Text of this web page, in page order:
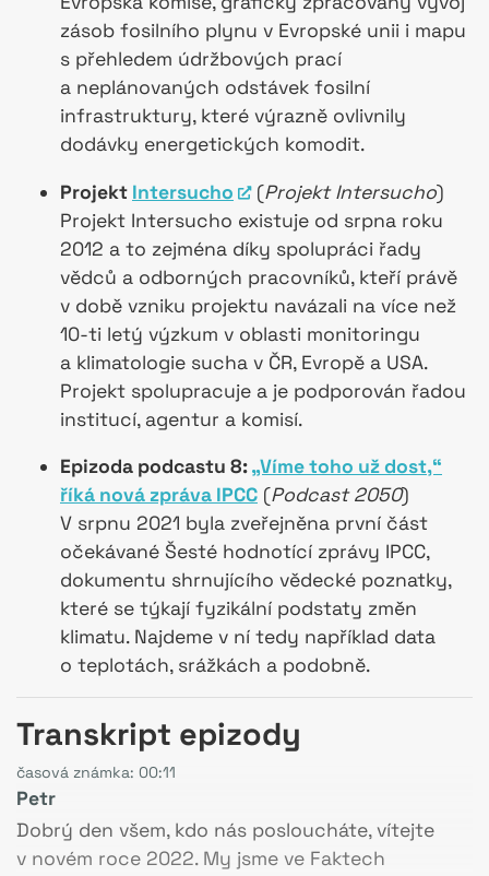
zásob fosilního plynu v Evropské unii i mapu
s přehledem údržbových prací
a neplánovaných odstávek fosilní
infrastruktury, které výrazně ovlivnily
dodávky energetických komodit.
Projekt Intersucho (Projekt Intersucho)
Projekt Intersucho existuje od srpna roku
2012 a to zejména díky spolupráci řady
vědců a odborných pracovníků, kteří právě
v době vzniku projektu navázali na více než
10-ti letý výzkum v oblasti monitoringu
a klimatologie sucha v ČR, Evropě a USA.
Projekt spolupracuje a je podporován řadou
institucí, agentur a komisí.
Epizoda podcastu 8:„Víme toho už dost,“
říká nová zpráva IPCC (Podcast 2050)
V srpnu 2021 byla zveřejněna první část
očekávané Šesté hodnotící zprávy IPCC,
dokumentu shrnujícího vědecké poznatky,
které se týkají fyzikální podstaty změn
klimatu. Najdeme v ní tedy například data
o teplotách, srážkách a podobně.
Transkript epizody
časová známka: 00:11
Petr
Dobrý den všem, kdo nás posloucháte, vítejte
v novém roce 2022. My jsme ve Faktech